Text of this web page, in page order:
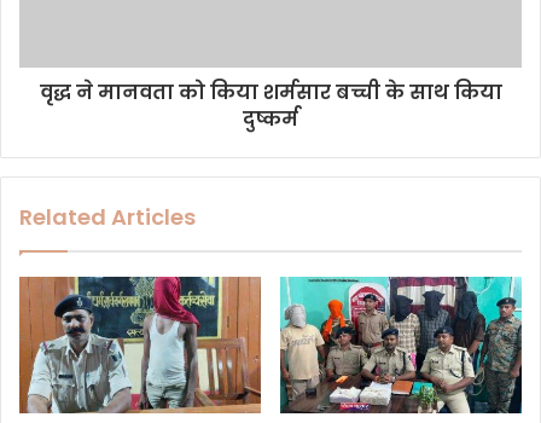
वृद्ध ने मानवता को किया शर्मसार बच्ची के साथ किया
दुष्कर्म
Related Articles